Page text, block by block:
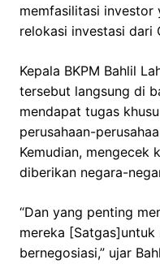
memfasilitasi investor
relokasi investasi dari
Kepala BKPM Bahlil
tersebut langsung di
mendapat tugas
perusahaan-
Kemudian, mengecek
diberikan negara-
“Dan yang penting
mereka
bernegosiasi,” ujar